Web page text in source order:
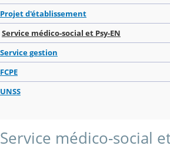
Projet d'établissement
Service médico-social et Psy-EN
Service gestion
FCPE
UNSS
Service médico-social